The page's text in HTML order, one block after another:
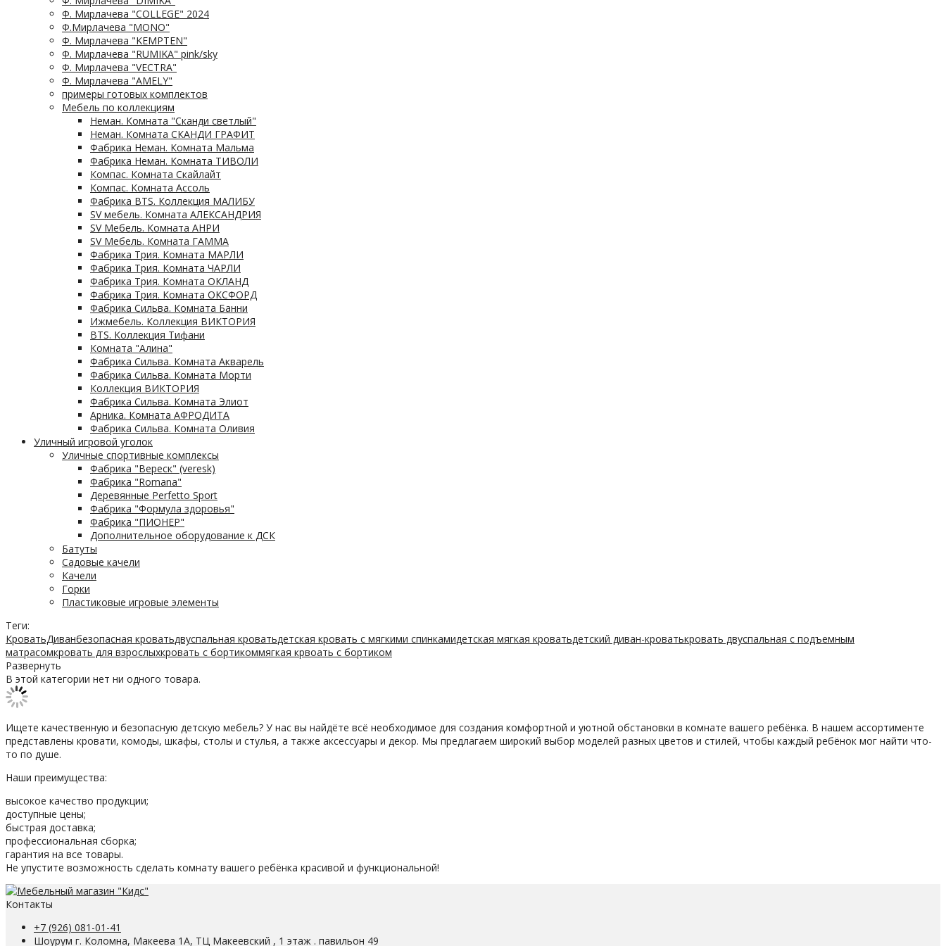
Ф. Мирлачева "COLLEGE" 2024
Ф.Мирлачева "MONO"
Ф. Мирлачева "KEMPTEN"
Ф. Мирлачева "RUMIKA" pink/sky
Ф. Мирлачева "VECTRA"
Ф. Мирлачева "AMELY"
примеры готовых комплектов
Мебель по коллекциям
Неман. Комната "Сканди светлый"
Неман. Комната СКАНДИ ГРАФИТ
Фабрика Неман. Комната Мальма
Фабрика Неман. Комната ТИВОЛИ
Компас. Комната Скайлайт
Компас. Комната Ассоль
Фабрика BTS. Коллекция МАЛИБУ
SV мебель. Комната АЛЕКСАНДРИЯ
SV Мебель. Комната АНРИ
SV Мебель. Комната ГАММА
Фабрика Трия. Комната МАРЛИ
Фабрика Трия. Комната ЧАРЛИ
Фабрика Трия. Комната ОКЛАНД
Фабрика Трия. Комната ОКСФОРД
Фабрика Сильва. Комната Банни
Ижмебель. Коллекция ВИКТОРИЯ
BTS. Коллекция Тифани
Комната "Алина"
Фабрика Сильва. Комната Акварель
Фабрика Сильва. Комната Морти
Коллекция ВИКТОРИЯ
Фабрика Сильва. Комната Элиот
Арника. Комната АФРОДИТА
Фабрика Сильва. Комната Оливия
Уличный игровой уголок
Уличные спортивные комплексы
Фабрика "Вереск" (veresk)
Фабрика "Romana"
Деревянные Perfetto Sport
Фабрика "Формула здоровья"
Фабрика "ПИОНЕР"
Дополнительное оборудование к ДСК
Батуты
Садовые качели
Качели
Горки
Пластиковые игровые элементы
Теги:
КроватьДиванбезопасная кроватьдвуспальная кроватьдетская кровать с мягкими спинкамидетская мягкая кроватьдетский диван-кроватькровать двуспальная с подъемным
матрасомкровать для взрослыхкровать с бортикоммягкая крвоать с бортиком
Развернуть
В этой категории нет ни одного товара.
Ищете качественную и безопасную детскую мебель? У нас вы найдёте всё необходимое для создания комфортной и уютной обстановки в комнате вашего ребёнка. В нашем ассортименте
представлены кровати, комоды, шкафы, столы и стулья, а также аксессуары и декор. Мы предлагаем широкий выбор моделей разных цветов и стилей, чтобы каждый ребёнок мог найти что-
то по душе.
Наши преимущества:
высокое качество продукции;
доступные цены;
быстрая доставка;
профессиональная сборка;
гарантия на все товары.
Не упустите возможность сделать комнату вашего ребёнка красивой и функциональной!
Контакты
+7 (926) 081-01-41
Шоурум г. Коломна, Макеева 1А, ТЦ Макеевский , 1 этаж . павильон 49